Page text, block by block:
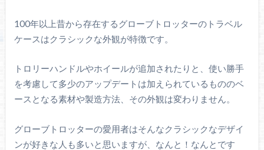
100年以上昔から存在するグローブトロッターのトラベル
ケースはクラシックな外観が特徴です。
トロリーハンドルやホイールが追加されたりと、使い勝手
を考慮して多少のアップデートは加えられているもののベ
ースとなる素材や製造方法、その外観は変わりません。
グローブトロッターの愛用者はそんなクラシックなデザイ
ンが好きな人も多いと思いますが、なんと！なんとです